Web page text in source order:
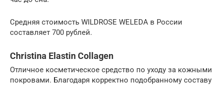
Средняя стоимость WILDROSE WELEDA в России
составляет 700 рублей.
Christina Elastin Collagen
Отличное косметическое средство по уходу за кожными
покровами. Благодаря корректно подобранному составу